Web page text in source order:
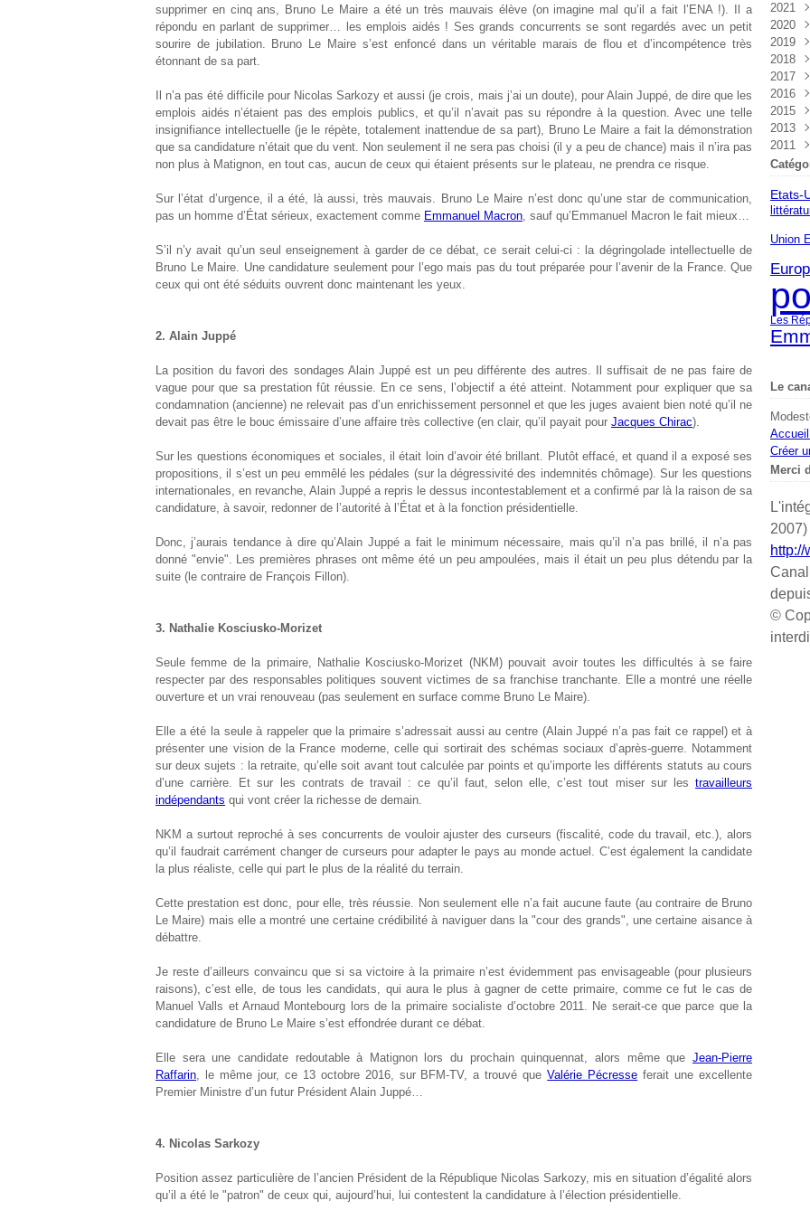
supprimer en cinq ans, Bruno Le Maire a été un très mauvais élève (on imagine mal qu’il a fait l’ENA !). Il a
répondu en parlant de supprimer… les emplois aidés ! Ses grands concurrents se sont regardés avec un petit
sourire de jubilation. Bruno Le Maire s’est enfoncé dans un véritable marais de flou et d’incompétence très
étonnant de sa part.
Il n’a pas été difficile pour Nicolas Sarkozy et aussi (je crois, mais j’ai un doute), pour Alain Juppé, de dire que les
emplois aidés n’étaient pas des emplois publics, et qu’il n’avait pas su répondre à la question. Avec une telle
insignifiance intellectuelle (je le répète, totalement inattendue de sa part), Bruno Le Maire a fait la démonstration
que sa candidature n’était que du vent. Non seulement il ne sera pas choisi (il y a peu de chance) mais il n’ira pas
non plus à Matignon, en tout cas, aucun de ceux qui étaient présents sur le plateau, ne prendra ce risque.
Sur l’état d’urgence, il a été, là aussi, très mauvais. Bruno Le Maire n’est donc qu’une star de communication,
pas un homme d’État sérieux, exactement comme Emmanuel Macron, sauf qu’Emmanuel Macron le fait mieux…
S’il n’y avait qu’un seul enseignement à garder de ce débat, ce serait celui-ci : la dégringolade intellectuelle de
Bruno Le Maire. Une candidature seulement pour l’ego mais pas du tout préparée pour l’avenir de la France. Que
ceux qui ont été séduits ouvrent donc maintenant les yeux.
2. Alain Juppé
La position du favori des sondages Alain Juppé est un peu différente des autres. Il suffisait de ne pas faire de
vague pour que sa prestation fût réussie. En ce sens, l’objectif a été atteint. Notamment pour expliquer que sa
condamnation (ancienne) ne relevait pas d’un enrichissement personnel et que les juges avaient bien noté qu’il ne
devait pas être le bouc émissaire d’une affaire très collective (en clair, qu’il payait pour Jacques Chirac).
Sur les questions économiques et sociales, il était loin d’avoir été brillant. Plutôt effacé, et quand il a exposé ses
propositions, il s’est un peu emmêlé les pédales (sur la dégressivité des indemnités chômage). Sur les questions
internationales, en revanche, Alain Juppé a repris le dessus incontestablement et a confirmé par là la raison de sa
candidature, à savoir, redonner de l’autorité à l’État et à la fonction présidentielle.
Donc, j’aurais tendance à dire qu’Alain Juppé a fait le minimum nécessaire, mais qu’il n’a pas brillé, il n’a pas
donné "envie". Les premières phrases ont même été un peu ampoulées, mais il était un peu plus détendu par la
suite (le contraire de François Fillon).
3. Nathalie Kosciusko-Morizet
Seule femme de la primaire, Nathalie Kosciusko-Morizet (NKM) pouvait avoir toutes les difficultés à se faire
respecter par des responsables politiques souvent victimes de sa franchise tranchante. Elle a montré une réelle
ouverture et un vrai renouveau (pas seulement en surface comme Bruno Le Maire).
Elle a été la seule à rappeler que la primaire s’adressait aussi au centre (Alain Juppé n’a pas fait ce rappel) et à
présenter une vision de la France moderne, celle qui sortirait des schémas sociaux d’après-guerre. Notamment
sur deux sujets : la retraite, qu’elle soit avant tout calculée par points et qu’importe les différents statuts au cours
d’une carrière. Et sur les contrats de travail : ce qu’il faut, selon elle, c’est tout miser sur les travailleurs
indépendants qui vont créer la richesse de demain.
NKM a surtout reproché à ses concurrents de vouloir ajuster des curseurs (fiscalité, code du travail, etc.), alors
qu’il faudrait carrément changer de curseurs pour adapter le pays au monde actuel. C’est également la candidate
la plus réaliste, celle qui part le plus de la réalité du terrain.
Cette prestation est donc, pour elle, très réussie. Non seulement elle n’a fait aucune faute (au contraire de Bruno
Le Maire) mais elle a montré une certaine crédibilité à naviguer dans la "cour des grands", une certaine aisance à
débattre.
Je reste d’ailleurs convaincu que si sa victoire à la primaire n’est évidemment pas envisageable (pour plusieurs
raisons), c’est elle, de tous les candidats, qui aura le plus à gagner de cette primaire, comme ce fut le cas de
Manuel Valls et Arnaud Montebourg lors de la primaire socialiste d’octobre 2011. Ne serait-ce que parce que la
candidature de Bruno Le Maire s’est effondrée durant ce débat.
Elle sera une candidate redoutable à Matignon lors du prochain quinquennat, alors même que Jean-Pierre
Raffarin, le même jour, ce 13 octobre 2016, sur BFM-TV, a trouvé queValérie Pécresse ferait une excellente
Premier Ministre d’un futur Président Alain Juppé…
4. Nicolas Sarkozy
Position assez particulière de l’ancien Président de la République Nicolas Sarkozy, mis en situation d’égalité alors
qu’il a été le "patron" de ceux qui, aujourd’hui, lui contestent la candidature à l’élection présidentielle.
Août
Juin
Mai
Avril
Mars
Août
Juin
Mai
Avril
2021
Août
Juin
Mai
2020
Août
Juin
Mai
2019
Août
Juin
Mai
2018
Août
Juin
Mai
Mars
2017
Juin
Mai
Avril
2016
Juin
Mai
2015
Juin
Mai
2013
2011
Etats-
Union
Les
Le
Créer
Merci
©